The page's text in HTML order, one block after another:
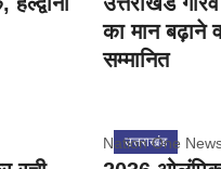
का मान बढ़ाने
सम्मानित
उत्तराखंड
Nation One